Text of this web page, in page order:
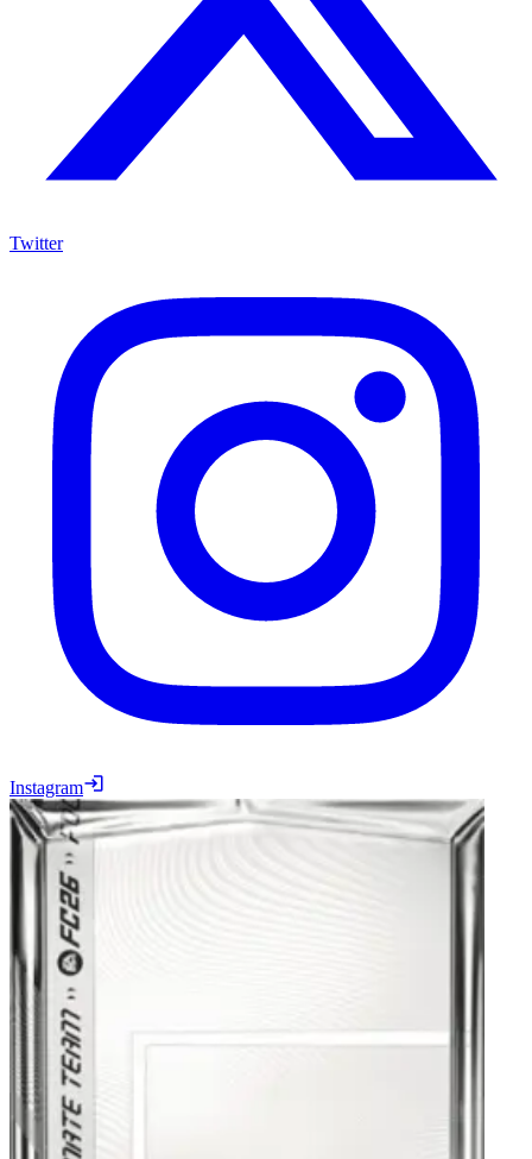
Twitter
Instagram